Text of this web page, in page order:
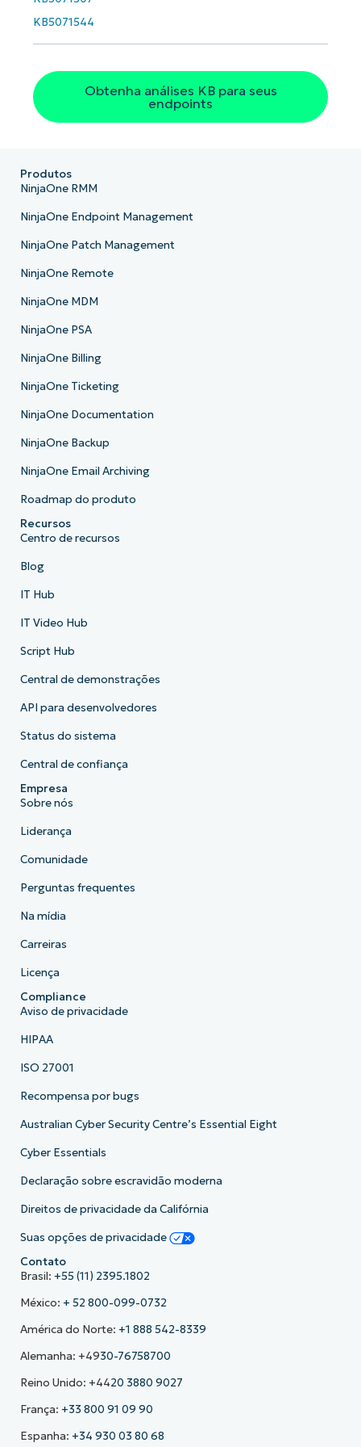
KB5071544
Obtenha análises KB para seus
endpoints
Produtos
NinjaOne RMM
NinjaOne Endpoint Management
NinjaOne Patch Management
NinjaOne Remote
NinjaOne MDM
NinjaOne PSA
NinjaOne Billing
NinjaOne Ticketing
NinjaOne Documentation
NinjaOne Backup
NinjaOne Email Archiving
Roadmap do produto
Recursos
Centro de recursos
Blog
IT Hub
IT Video Hub
Script Hub
Central de demonstrações
API para desenvolvedores
Status do sistema
Central de confiança
Empresa
Sobre nós
Liderança
Comunidade
Perguntas frequentes
Na mídia
Carreiras
Licença
Compliance
Aviso de privacidade
HIPAA
ISO 27001
Recompensa por bugs
Australian Cyber Security Centre’s Essential Eight
Cyber Essentials
Declaração sobre escravidão moderna
Direitos de privacidade da Califórnia
Suas opções de privacidade
Contato
Brasil: +55 (11) 2395.1802
México: + 52 800-099-0732
América do Norte: +1 888 542-8339
Alemanha: +4930-76758700
Reino Unido: +4420 3880 9027
França: +33 800 91 09 90
Espanha: +34 930 03 80 68